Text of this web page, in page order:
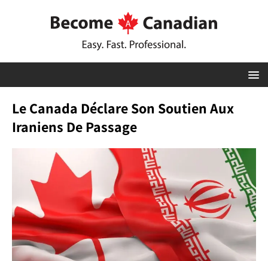
Le Canada Déclare Son Soutien Aux
Iraniens De Passage